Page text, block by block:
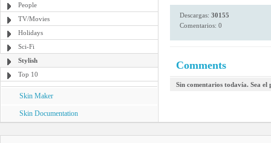
People
TV/Movies
Holidays
Sci-Fi
Stylish
Top 10
Skin Maker
Skin Documentation
Descargas: 30155
Comentarios: 0
Comments
Sin comentarios todavía. Sea